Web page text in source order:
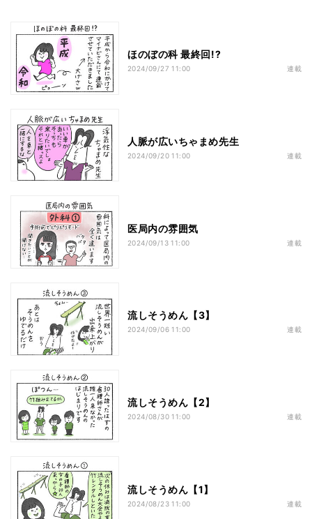
ほのぼの科 最終回!?
2024/09/27 11:00 連載
人脈が広いちゃまめ先生
2024/09/20 11:00 連載
医局内の雰囲気
2024/09/13 11:00 連載
流しそうめん【3】
2024/09/06 11:00 連載
流しそうめん【2】
2024/08/30 11:00 連載
流しそうめん【1】
2024/08/23 11:00 連載